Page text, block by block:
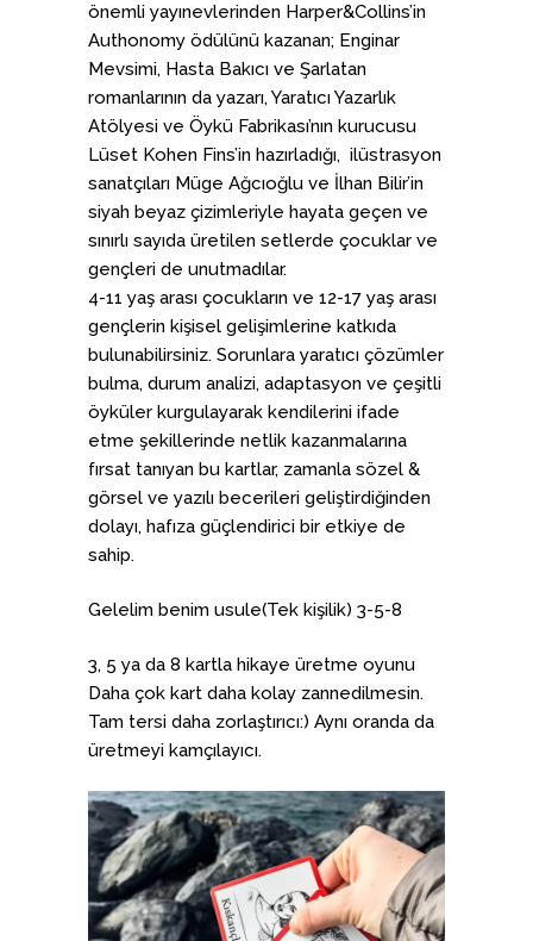
önemli yayınevlerinden Harper&Collins’in
Authonomy ödülünü kazanan; Enginar
Mevsimi, Hasta Bakıcı ve Şarlatan
romanlarının da yazarı, Yaratıcı Yazarlık
Atölyesi ve Öykü Fabrikası’nın kurucusu
Lüset Kohen Fins’in hazırladığı, ilüstrasyon
sanatçıları Müge Ağcıoğlu ve İlhan Bilir’in
siyah beyaz çizimleriyle hayata geçen ve
sınırlı sayıda üretilen setlerde çocuklar ve
gençleri de unutmadılar.
4-11 yaş arası çocukların ve 12-17 yaş arası
gençlerin kişisel gelişimlerine katkıda
bulunabilirsiniz. Sorunlara yaratıcı çözümler
bulma, durum analizi, adaptasyon ve çeşitli
öyküler kurgulayarak kendilerini ifade
etme şekillerinde netlik kazanmalarına
fırsat tanıyan bu kartlar, zamanla sözel &
görsel ve yazılı becerileri geliştirdiğinden
dolayı, hafıza güçlendirici bir etkiye de
sahip.
Gelelim benim usule(Tek kişilik) 3-5-8
3, 5 ya da 8 kartla hikaye üretme oyunu
Daha çok kart daha kolay zannedilmesin.
Tam tersi daha zorlaştırıcı:) Aynı oranda da
üretmeyi kamçılayıcı.